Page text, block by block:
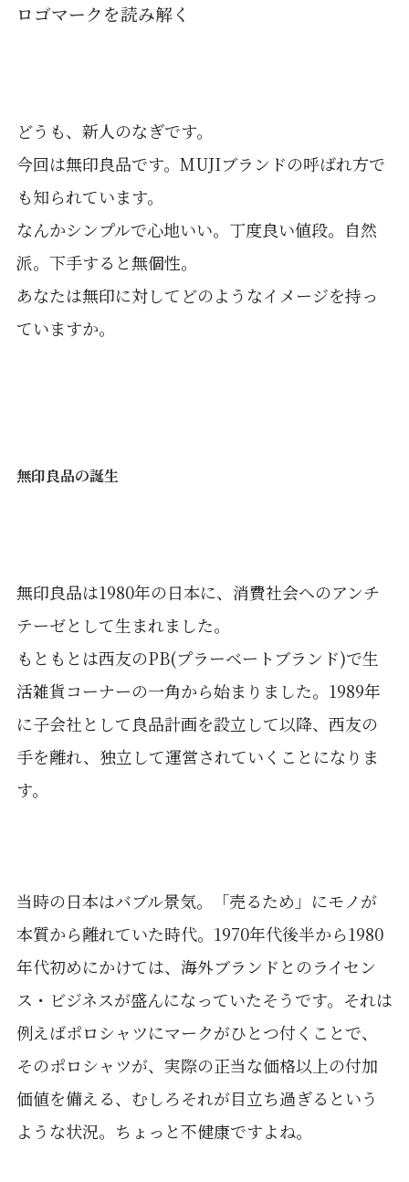
ロゴマークを読み解く
どうも、新人のなぎです。
今回は無印良品です。MUJIブランドの呼ばれ方で
も知られています。
なんかシンプルで心地いい。丁度良い値段。自然
派。下手すると無個性。
あなたは無印に対してどのようなイメージを持っ
ていますか。
無印良品の誕生
無印良品は1980年の日本に、消費社会へのアンチ
テーゼとして生まれました。
もともとは西友のPB(プラーベートブランド)で生
活雑貨コーナーの一角から始まりました。1989年
に子会社として良品計画を設立して以降、西友の
手を離れ、独立して運営されていくことになりま
す。
当時の日本はバブル景気。「売るため」にモノが
本質から離れていた時代。1970年代後半から1980
年代初めにかけては、海外ブランドとのライセン
ス・ビジネスが盛んになっていたそうです。それは
例えばポロシャツにマークがひとつ付くことで、
そのポロシャツが、実際の正当な価格以上の付加
価値を備える、むしろそれが目立ち過ぎるという
ような状況。ちょっと不健康ですよね。